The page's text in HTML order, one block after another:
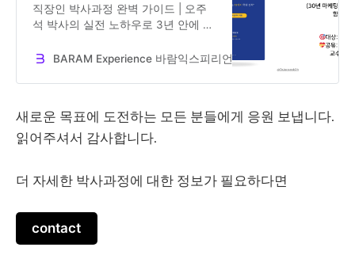
직장인 박사과정 완벽 가이드 | 오주
석 박사의 실전 노하우로 3년 안에 경
터 논문 작성까지 12가지 핵심 전략.
공. 오주석 바람익스피리언스(주) 대
BARAM Experience 바람익스피리언스 Dr. Jooseok Oh
새로운 목표에 도전하는 모든 분들에게 응원 보냅니다.
읽어주셔서 감사합니다.
더 자세한 박사과정에 대한 정보가 필요하다면
contact